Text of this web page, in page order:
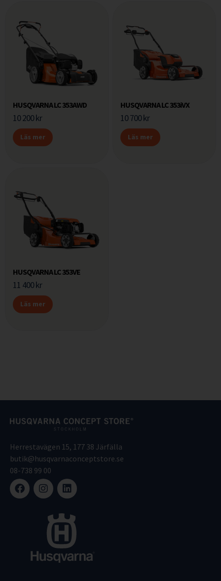
HUSQVARNA LC 353AWD
10 200kr
Läs mer
HUSQVARNA LC 353iVX
10 700kr
Läs mer
HUSQVARNA LC 353VE
11 400kr
Läs mer
Herrestavägen 15, 177 38 Järfälla
butik@husqvarnaconceptstore.se
08-738 99 00